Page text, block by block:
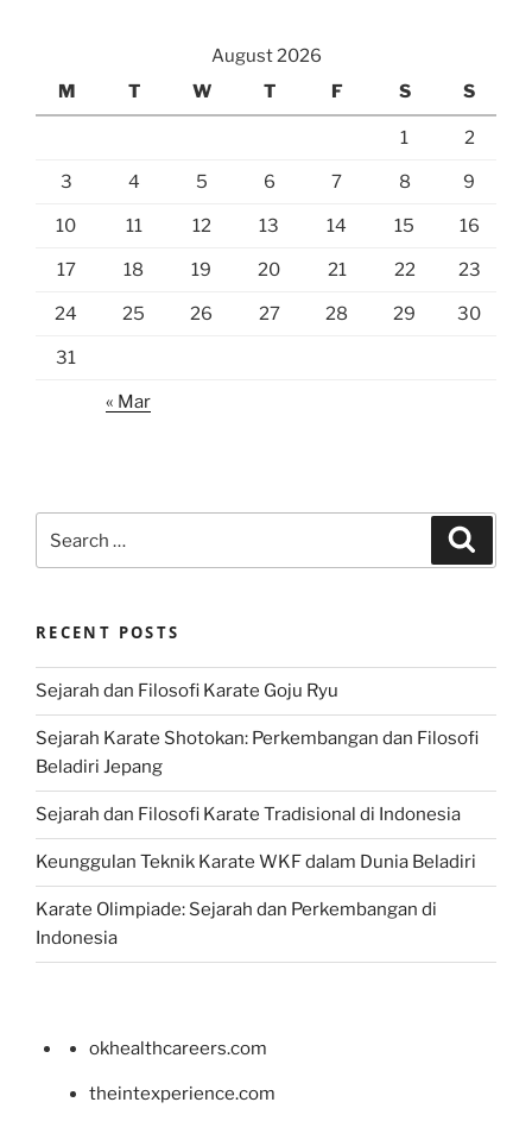
August 2026
M
T W T F S S
1 2
3 4 5 6 7 8 9
10 11 12 13 14 15 16
17 18 19 20 21 22 23
24 25 26 27 28 29 30
31
« Mar
for:
RECENT POSTS
Sejarah dan Filosofi Karate Goju Ryu
Sejarah Karate Shotokan: Perkembangan dan Filosofi
Beladiri Jepang
Sejarah dan Filosofi Karate Tradisional di Indonesia
Keunggulan Teknik Karate WKF dalam Dunia Beladiri
Karate Olimpiade: Sejarah dan Perkembangan di
Indonesia
okhealthcareers.com
theintexperience.com